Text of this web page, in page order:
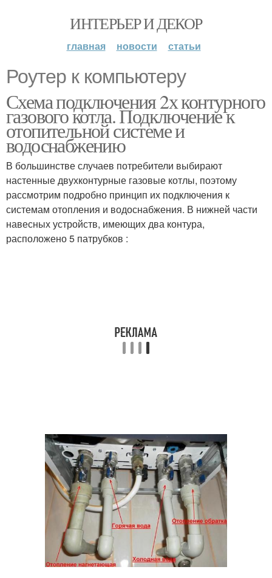
ИНТЕРЬЕР И ДЕКОР
главная новости статьи
Роутер к компьютеру
Схема подключения 2х контурного
газового котла. Подключение к
отопительной системе и
водоснабжению
В большинстве случаев потребители выбирают
настенные двухконтурные газовые котлы, поэтому
рассмотрим подробно принцип их подключения к
системам отопления и водоснабжения. В нижней части
навесных устройств, имеющих два контура,
расположено 5 патрубков :